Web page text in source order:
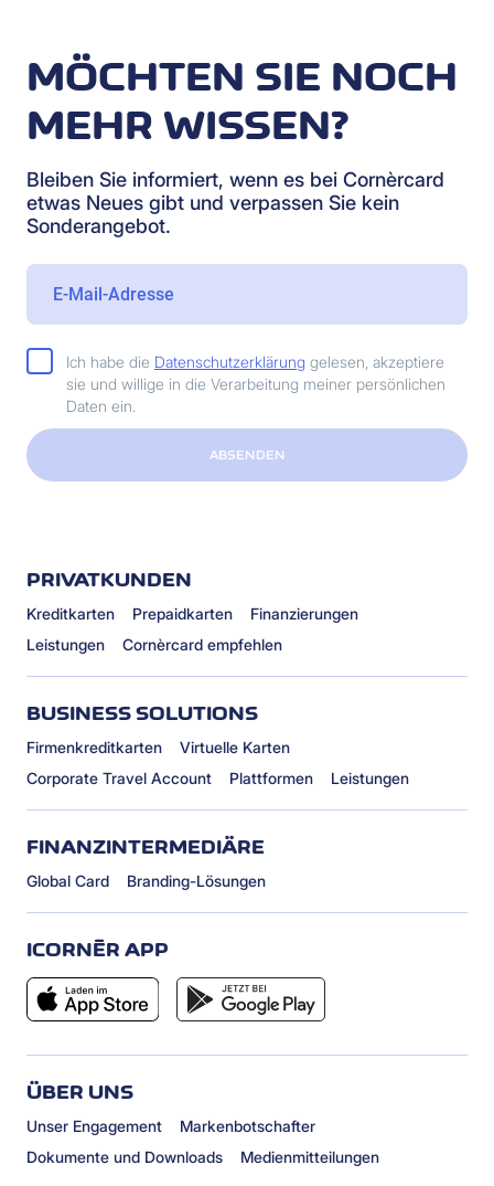
MÖCHTEN SIE NOCH
MEHR WISSEN?
Bleiben Sie informiert, wenn es bei Cornèrcard
etwas Neues gibt und verpassen Sie kein
Sonderangebot.
Ich habe die Datenschutzerklärung gelesen, akzeptiere
sie und willige in die Verarbeitung meiner persönlichen
Daten ein.
ABSENDEN
PRIVATKUNDEN
Kreditkarten Prepaidkarten
Finanzierungen
Leistungen
Cornèrcard empfehlen
BUSINESS SOLUTIONS
Firmenkreditkarten
Virtuelle Karten
Corporate Travel Account
Plattformen Leistungen
FINANZINTERMEDIÄRE
Global Card Branding-Lösungen
ICORNÈR APP
ÜBER UNS
Unser Engagement
Markenbotschafter
Dokumente und Downloads
Medienmitteilungen